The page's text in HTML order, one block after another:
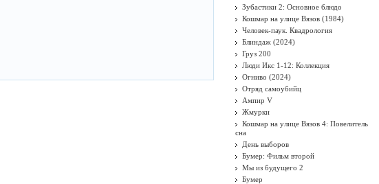
Зубастики 2: Основное блюдо
Кошмар на улице Вязов (1984)
Человек-паук. Квадрология
Блиндаж (2024)
Груз 200
Люди Икс 1-12: Коллекция
Огниво (2024)
Отряд самоубийц
Ампир V
Жмурки
Кошмар на улице Вязов 4: Повелитель
сна
День выборов
Бумер: Фильм второй
Мы из будущего 2
Бумер